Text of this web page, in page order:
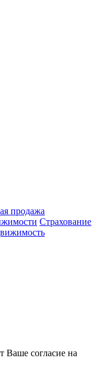
продажа
Страхование
Ваше согласие на